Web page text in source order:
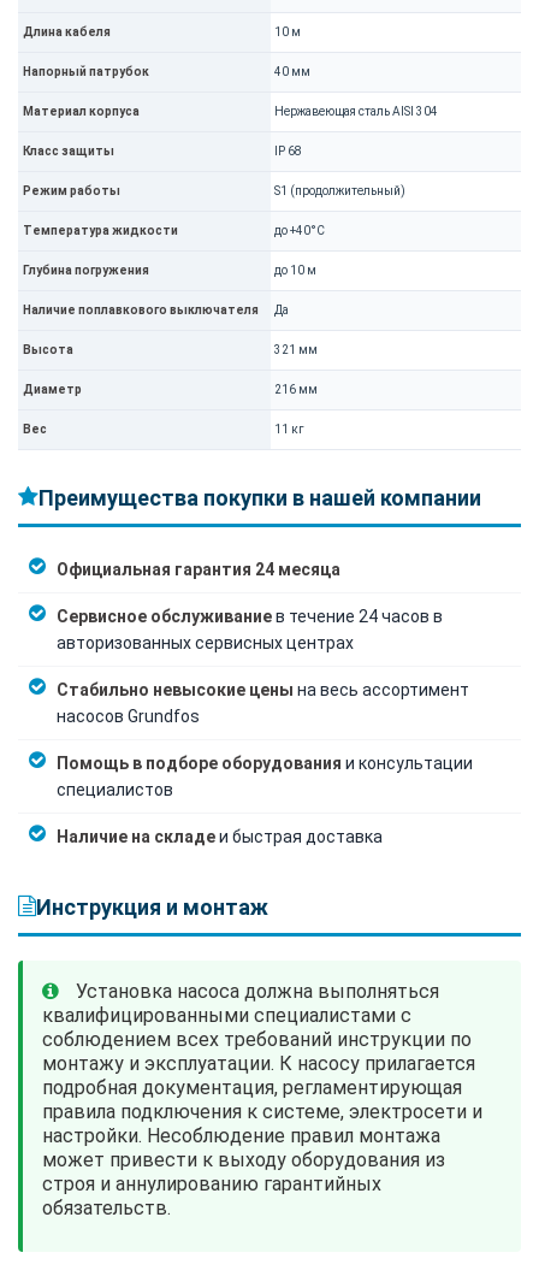
Длина кабеля 10 м
Напорный патрубок 40 мм
Материал корпуса Нержавеющая сталь AISI 304
Класс защиты IP 68
Режим работы S1 (продолжительный)
Температура жидкости до +40°C
Глубина погружения до 10 м
Наличие поплавкового выключателя Да
Высота 321 мм
Диаметр 216 мм
Вес 11 кг
Преимущества покупки в нашей компании
Официальная гарантия 24 месяца
Сервисное обслуживаниев течение 24 часов в
авторизованных сервисных центрах
Стабильно невысокие цены на весь ассортимент
насосов Grundfos
Помощь в подборе оборудования и консультации
специалистов
Наличие на складеи быстрая доставка
Инструкция и монтаж
Установка насоса должна выполняться
квалифицированными специалистами с
соблюдением всех требований инструкции по
монтажу и эксплуатации. К насосу прилагается
подробная документация, регламентирующая
правила подключения к системе, электросети и
настройки. Несоблюдение правил монтажа
может привести к выходу оборудования из
строя и аннулированию гарантийных
обязательств.